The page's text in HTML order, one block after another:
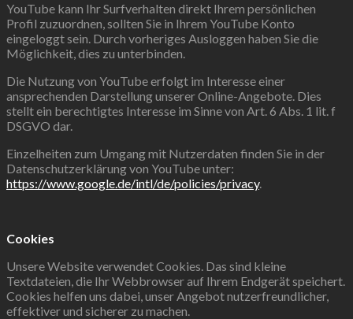
YouTube kann Ihr Surfverhalten direkt Ihrem persönlichen
Profil zuzuordnen, sollten Sie in Ihrem YouTube Konto
eingeloggt sein. Durch vorheriges Ausloggen haben Sie die
Möglichkeit, dies zu unterbinden.
Die Nutzung von YouTube erfolgt im Interesse einer
ansprechenden Darstellung unserer Online-Angebote. Dies
stellt ein berechtigtes Interesse im Sinne von Art. 6 Abs. 1 lit. f
DSGVO dar.
Einzelheiten zum Umgang mit Nutzerdaten finden Sie in der
Datenschutzerklärung von YouTube unter:
https://www.google.de/intl/de/policies/privacy.
Cookies
Unsere Website verwendet Cookies. Das sind kleine
Textdateien, die Ihr Webbrowser auf Ihrem Endgerät speichert.
Cookies helfen uns dabei, unser Angebot nutzerfreundlicher,
effektiver und sicherer zu machen.